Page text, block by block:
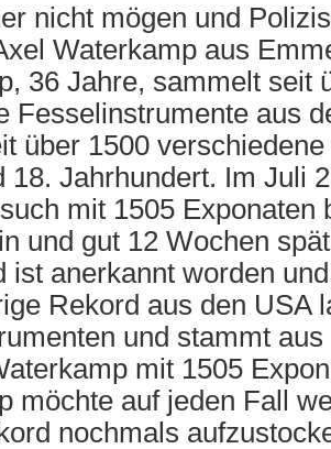
nicht mögen und
Waterkamp aus
36 Jahre, sammelt seit
Fesselinstrumente aus
über 1500
18. Jahrhundert. Im Juli
mit 1505 Exponaten
und gut 12 Wochen
ist anerkannt worden
Rekord aus den USA
und stammt
mit 1505
möchte auf jeden Fall
nochmals